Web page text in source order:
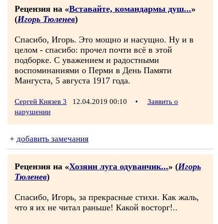
Рецензия на «Вставайте, командармы душ...»
(Игорь Тюленев)
Спасибо, Игорь. Это мощно и насущно. Ну и в
целом - спасибо: прочел почти всё в этой
подборке. С уважением и радостными
воспоминаниями о Перми в День Памяти
Мангуста, 5 августа 1917 года.
Сергей Князев 3 12.04.2019 00:10 •
Заявить о
нарушении
+ добавить замечания
Рецензия на «Хозяин луга одуванчик...» (Игорь
Тюленев)
Спасибо, Игорь, за прекрасные стихи. Как жаль,
что я их не читал раньше! Какой восторг!..